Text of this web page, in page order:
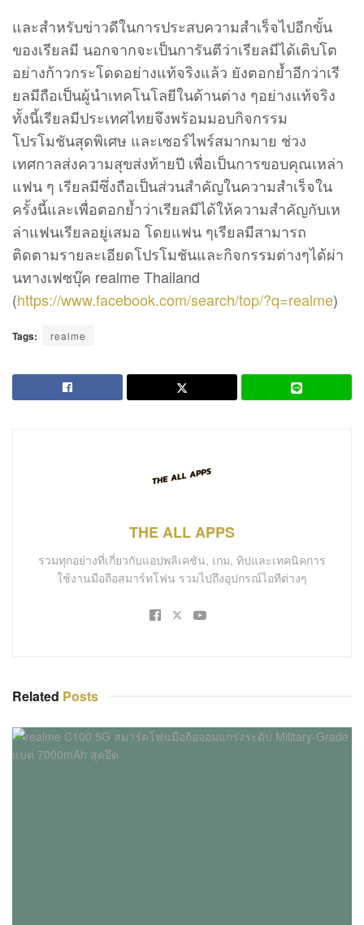
และสำหรับข่าวดีในการประสบความสำเร็จไปอีกขั้น
ของเรียลมี นอกจากจะเป็นการันตีว่าเรียลมีได้เติบโต
อย่างก้าวกระโดดอย่างแท้จริงแล้ว ยังตอกย้ำอีกว่าเรี
ยลมีถือเป็นผู้นำเทคโนโลยีในด้านต่าง ๆอย่างแท้จริง
ทั้งนี้เรียลมีประเทศไทยจึงพร้อมมอบกิจกรรม
โปรโมชันสุดพิเศษ และเซอร์ไพร์สมากมาย ช่วง
เทศกาลส่งความสุขส่งท้ายปี เพื่อเป็นการขอบคุณเหล่า
แฟน ๆ เรียลมีซึ่งถือเป็นส่วนสำคัญในความสำเร็จใน
ครั้งนี้และเพื่อตอกย้ำว่าเรียลมีได้ให้ความสำคัญกับเห
ล่าแฟนเรียลอยู่เสมอ โดยแฟน ๆเรียลมีสามารถ
ติดตามรายละเอียดโปรโมชันและกิจกรรมต่างๆได้ผ่า
นทางเฟซบุ๊ค realme Thailand
(https://www.facebook.com/search/top/?q=realme)
Tags: realme
THE ALL APPS
รวมทุกอย่างที่เกี่ยวกับแอปพลิเคชัน, เกม, ทิปและเทคนิคการ
ใช้งานมือถือสมาร์ทโฟน รวมไปถึงอุปกรณ์ไอทีต่างๆ
Related Posts